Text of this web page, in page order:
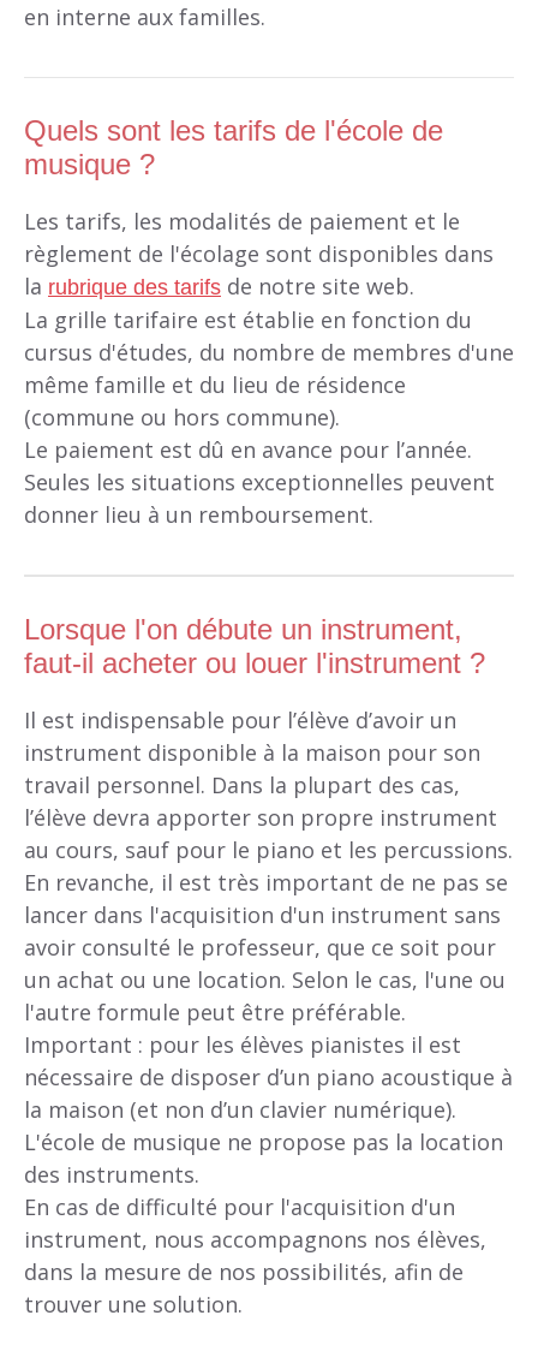
en interne aux familles.
Quels sont les tarifs de l'école de
musique ?
Les tarifs, les modalités de paiement et le
règlement de l'écolage sont disponibles dans
la rubrique des tarifs de notre site web.
La grille tarifaire est établie en fonction du
cursus d'études, du nombre de membres d'une
même famille et du lieu de résidence
(commune ou hors commune).
Le paiement est dû en avance pour l’année.
Seules les situations exceptionnelles peuvent
donner lieu à un remboursement.
Lorsque l'on débute un instrument,
faut-il acheter ou louer l'instrument ?
Il est indispensable pour l’élève d’avoir un
instrument disponible à la maison pour son
travail personnel. Dans la plupart des cas,
l’élève devra apporter son propre instrument
au cours, sauf pour le piano et les percussions.
En revanche, il est très important de ne pas se
lancer dans l'acquisition d'un instrument sans
avoir consulté le professeur, que ce soit pour
un achat ou une location. Selon le cas, l'une ou
l'autre formule peut être préférable.
Important : pour les élèves pianistes il est
nécessaire de disposer d’un piano acoustique à
la maison (et non d’un clavier numérique).
L'école de musique ne propose pas la location
des instruments.
En cas de difficulté pour l'acquisition d'un
instrument, nous accompagnons nos élèves,
dans la mesure de nos possibilités, afin de
trouver une solution.